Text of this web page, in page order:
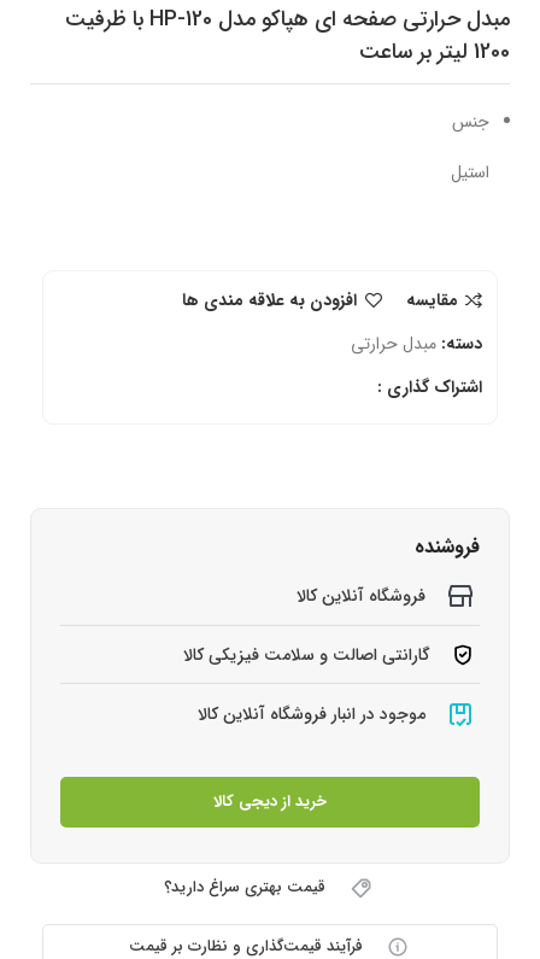
مبدل حرارتی صفحه ای هپاکو مدل HP-120 با ظرفیت
1200 لیتر بر ساعت
جنس
استیل
مقایسه
افزودن به علاقه مندی ها
دسته: مبدل حرارتی
اشتراک گذاری :
فروشنده
فروشگاه آنلاین کالا
گارانتی اصالت و سلامت فیزیکی کالا
موجود در انبار فروشگاه آنلاین کالا
خرید از دیجی کالا
قیمت بهتری سراغ دارید؟
فرآیند قیمت‌گذاری و نظارت بر قیمت